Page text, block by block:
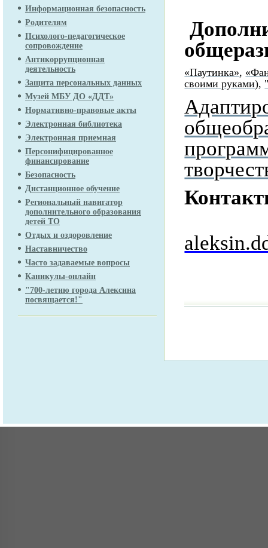
Информационная безопасность
Родителям
Психолого-педагогическое
сопровождение
Антикоррупционная
деятельность
Защита персональных данных
Музей МБУ ДО «ДДТ»
Нормативно-правовые акты
Электронная библиотека
Электронная приемная
Персонифицированное
финансирование
Безопасность
Дистанционное обучение
Региональный навигатор
дополнительного образования
детей ТО
Отдых и оздоровление
Наставничество
Часто задаваемые вопросы
Каникулы-онлайн
"700-летию города Алексина
посвящается!"
«Паутинка»,
своими руками),